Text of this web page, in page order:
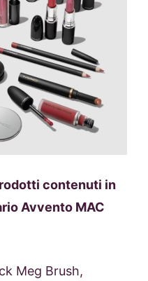
contenuti in
Avvento MAC
Meg Brush,